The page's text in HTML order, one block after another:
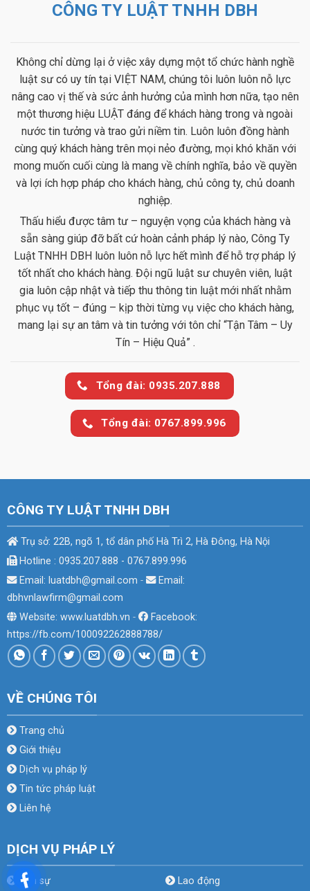
CÔNG TY LUẬT TNHH DBH
Không chỉ dừng lại ở việc xây dựng một tổ chức hành nghề
luật sư có uy tín tại VIỆT NAM, chúng tôi luôn luôn nỗ lực
nâng cao vị thế và sức ảnh hưởng của mình hơn nữa, tạo nên
một thương hiệu LUẬT đáng để khách hàng trong và ngoài
nước tin tưởng và trao gửi niềm tin. Luôn luôn đồng hành
cùng quý khách hàng trên mọi nẻo đường, mọi khó khăn với
mong muốn cuối cùng là mang về chính nghĩa, bảo về quyền
và lợi ích hợp pháp cho khách hàng, chủ công ty, chủ doanh
nghiệp.
Thấu hiểu được tâm tư – nguyện vọng của khách hàng và
sẵn sàng giúp đỡ bất cứ hoàn cảnh pháp lý nào, Công Ty
Luật TNHH DBH luôn luôn nỗ lực hết mình để hỗ trợ pháp lý
tốt nhất cho khách hàng. Đội ngũ luật sư chuyên viên, luật
gia luôn cập nhật và tiếp thu thông tin luật mới nhất nhằm
phục vụ tốt – đúng – kịp thời từng vụ việc cho khách hàng,
mang lại sự an tâm và tin tưởng với tôn chỉ “Tận Tâm – Uy
Tín – Hiệu Quả” .
Tổng đài: 0935.207.888
Tổng đài: 0767.899.996
CÔNG TY LUẬT TNHH DBH
Trụ sở: 22B, ngõ 1, tổ dân phố Hà Trì 2, Hà Đông, Hà Nội
Hotline : 0935.207.888 - 0767.899.996
Email: luatdbh@gmail.com -
Email:
dbhvnlawfirm@gmail.com
Website: www.luatdbh.vn -
Facebook:
https://fb.com/100092262888788/
VỀ CHÚNG TÔI
Trang chủ
Giới thiệu
Dịch vụ pháp lý
Tin tức pháp luật
Liên hệ
DỊCH VỤ PHÁP LÝ
Dân sự Lao động